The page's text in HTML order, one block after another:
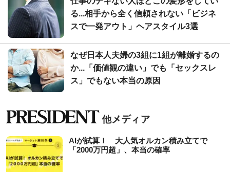
る...相手から全く信頼されない「ビジネ
スで一発アウト」ヘアスタイル3選
なぜ日本人夫婦の3組に1組が離婚するの
か...「価値観の違い」でも「セックスレ
ス」でもない本当の原因
AIが試算！ 大人気オルカン積み立てで
「2000万円超」、本当の確率